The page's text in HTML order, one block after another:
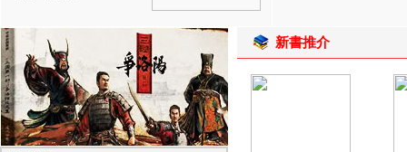
新書推介